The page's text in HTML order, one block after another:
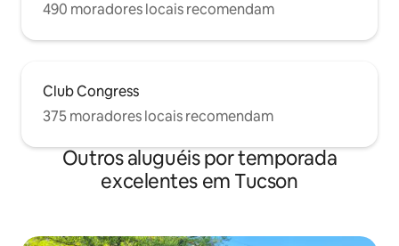
490 moradores locais recomendam
Club Congress
375 moradores locais recomendam
Outros aluguéis por temporada
excelentes em Tucson